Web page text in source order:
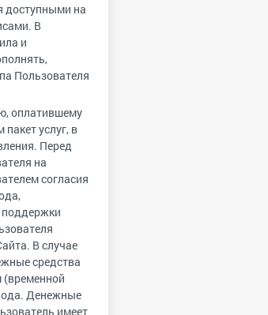
доступными на
В
и
Пользователя
оплатившему
услуг, в
Перед
на
согласия
поддержки
В случае
средства
(временной
Денежные
имеет